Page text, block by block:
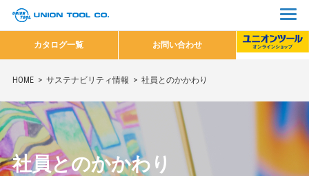
カタログ一覧 お問い合わせ
HOME サステナビリティ情報 社員とのかかわり
社員とのかかわり